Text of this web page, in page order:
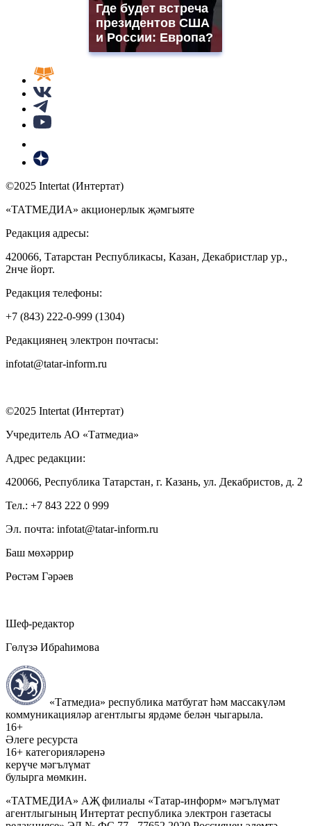
Где будет встреча
президентов США
и России: Европа?
©2025 Intertat (Интертат)
«ТАТМЕДИА» акционерлык җәмгыяте
Редакция адресы:
420066, Татарстан Республикасы, Казан, Декабристлар ур.,
2нче йорт.
Редакция телефоны:
+7 (843) 222-0-999 (1304)
Редакциянең электрон почтасы:
infotat@tatar-inform.ru
©2025 Intertat (Интертат)
Учредитель АО «Татмедиа»
Адрес редакции:
420066, Республика Татарстан, г. Казань, ул. Декабристов, д. 2
Тел.: +7 843 222 0 999
Эл. почта: infotat@tatar-inform.ru
Баш мөхәррир
Рөстәм Гәрәев
Шеф-редактор
Гөлүзә Ибраһимова
«Татмедиа» республика матбугат һәм массакүләм
коммуникацияләр агентлыгы ярдәме белән чыгарыла.
16+
Әлеге ресурста
16+ категорияләренә
керүче мәгълүмат
булырга мөмкин.
«ТАТМЕДИА» АҖ филиалы «Татар-информ» мәгълүмат
агентлыгының Интертат республика электрон газетасы